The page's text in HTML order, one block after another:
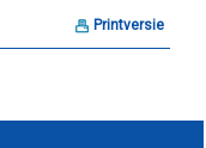
Printversie